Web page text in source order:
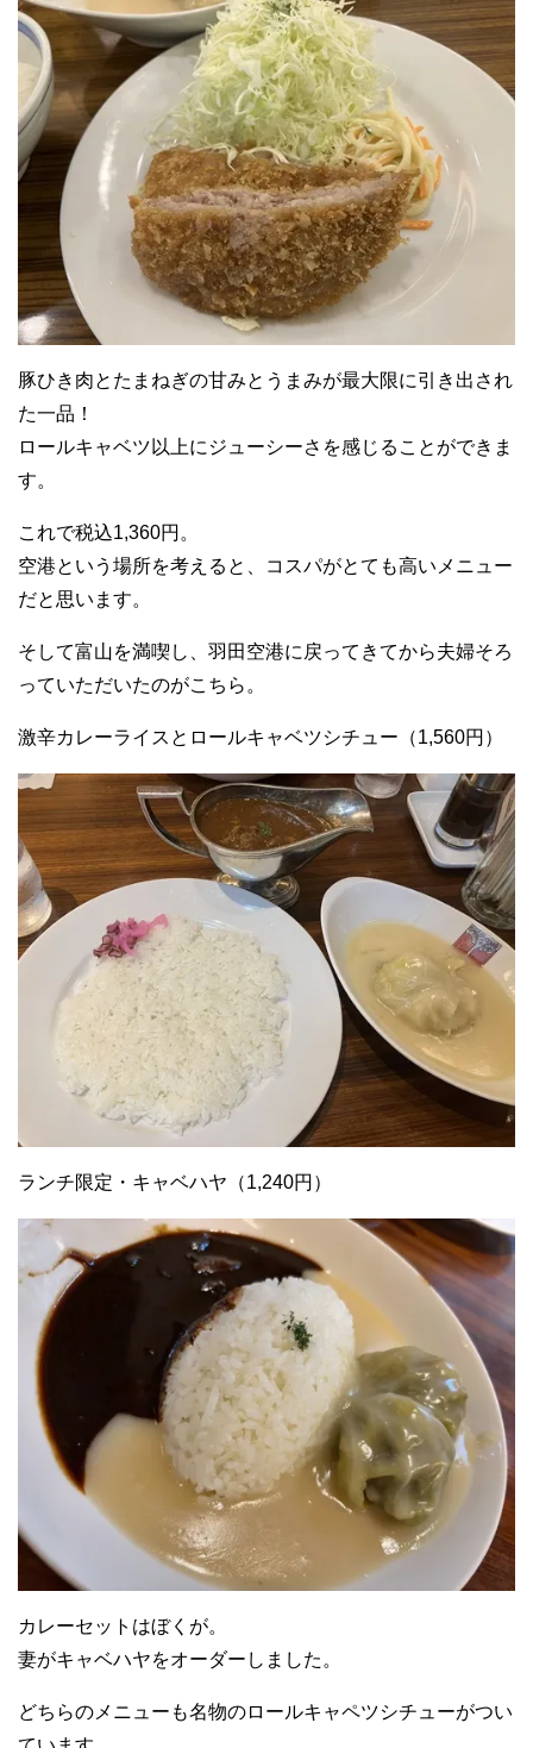
豚ひき肉とたまねぎの甘みとうまみが最大限に引き出され
た一品！
ロールキャベツ以上にジューシーさを感じることができま
す。
これで税込1,360円。
空港という場所を考えると、コスパがとても高いメニュー
だと思います。
そして富山を満喫し、羽田空港に戻ってきてから夫婦そろ
っていただいたのがこちら。
激辛カレーライスとロールキャベツシチュー（1,560円）
ランチ限定・キャベハヤ（1,240円）
カレーセットはぼくが。
妻がキャベハヤをオーダーしました。
どちらのメニューも名物のロールキャペツシチューがつい